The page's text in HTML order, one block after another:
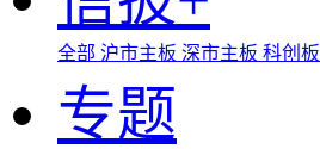
全部 沪市主板 深市主板 科创板
专题